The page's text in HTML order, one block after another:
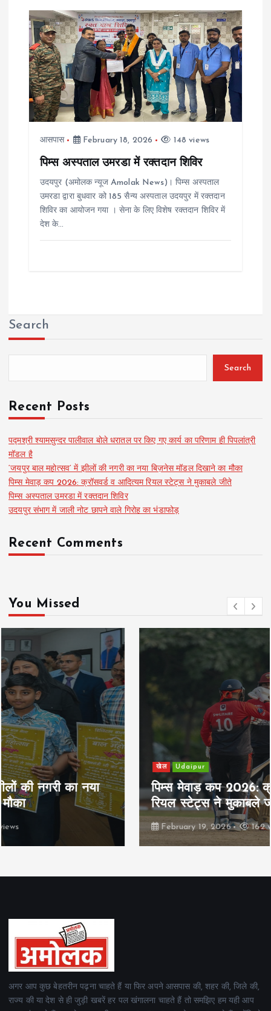
आसपास February 18, 2026 148 views
पिम्स अस्पताल उमरडा में रक्तदान शिविर
उदयपुर (अमोलक न्यूज Amolak News)। पिम्स अस्पताल
उमरडा द्वारा बुधवार को 185 सैन्य अस्पताल उदयपुर में रक्तदान
शिविर का आयोजन गया । सेना के लिए विशेष रक्तदान शिविर में
देश के…
Search
Search
Recent Posts
पद्मश्री श्यामसुन्दर पालीवाल बोले धरातल पर किए गए कार्य का परिणाम ही पिपलांत्री
मॉडल है
‘जयपुर बाल महोत्सव’ में झीलों की नगरी का नया बिज़नेस मॉडल दिखाने का मौका
पिम्स मेवाड़ कप 2026: क्रॉसवर्ड व आदित्यम रियल स्टेट्स ने मुकाबले जीते
पिम्स अस्पताल उमरडा में रक्तदान शिविर
उदयपुर संभाग में जाली नोट छापने वाले गिरोह का भंडाफोड़
Recent Comments
You Missed
खेल Udaipur
पिम्स मेवाड़ कप 2026: क्रॉसवर्ड व आदित्यम
रियल स्टेट्स ने मुकाबले जीते
162 views
अगर आप कुछ बेहतरीन पढ़ना चाहते हैं या फिर अपने आसपास की, शहर की, जिले की,
राज्य की या देश से ही जुड़ी खबरें हर पल खंगालना चाहते हैं तो समझिए हम यही आप